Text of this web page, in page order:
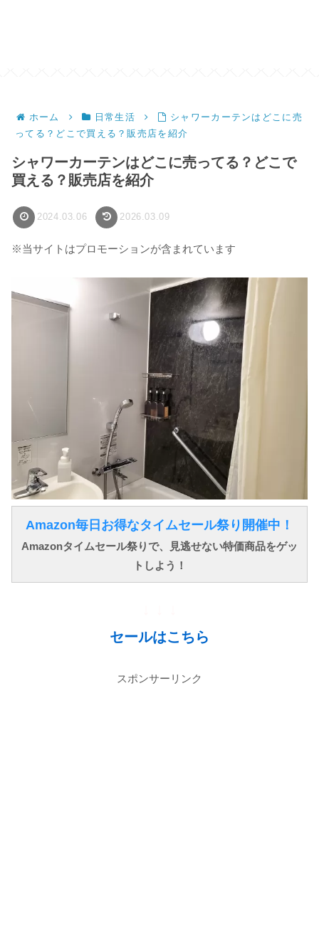
ホーム 日常生活
シャワーカーテンはどこに売
ってる？どこで買える？販売店を紹介
シャワーカーテンはどこに売ってる？どこで
買える？販売店を紹介
2024.03.06 2026.03.09
※当サイトはプロモーションが含まれています
Amazon毎日お得なタイムセール祭り開催中！
Amazonタイムセール祭りで、見逃せない特価商品をゲッ
トしよう！
セールはこちら
スポンサーリンク